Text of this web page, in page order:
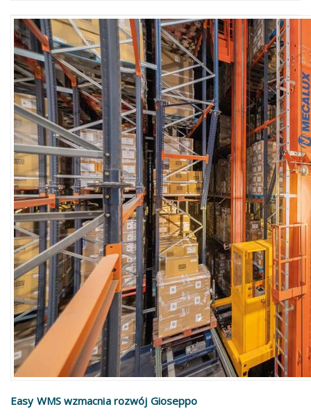
Easy WMS wzmacnia rozwój Gioseppo